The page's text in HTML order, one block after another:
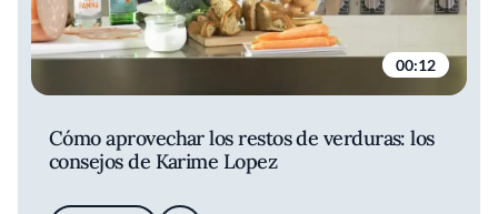
00:12
Cómo aprovechar los restos de verduras: los
consejos de Karime Lopez